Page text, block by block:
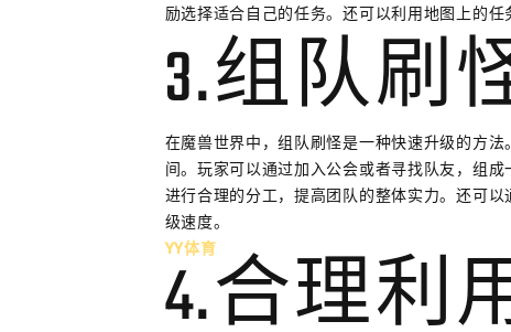
励选择适合自己的任务。还可以利用地图上的
3.组队刷
在魔兽世界中，组队刷怪是一种快速升级的方
间。玩家可以通过加入公会或者寻找队友，组
进行合理的分工，提高团队的整体实力。还可
级速度。
YY体育
4.合理利